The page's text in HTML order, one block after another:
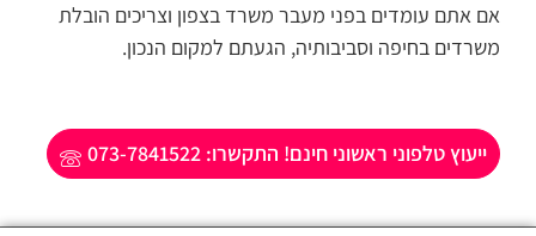
אם אתם עומדים בפני מעבר משרד בצפון וצריכים הובלת
משרדים בחיפה וסביבותיה, הגעתם למקום הנכון.
ייעוץ טלפוני ראשוני חינם! התקשרו: 073-7841522